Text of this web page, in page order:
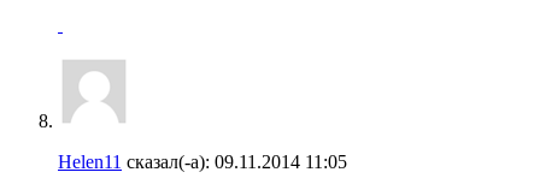
Helen11 сказал(-а): 09.11.2014 11:05